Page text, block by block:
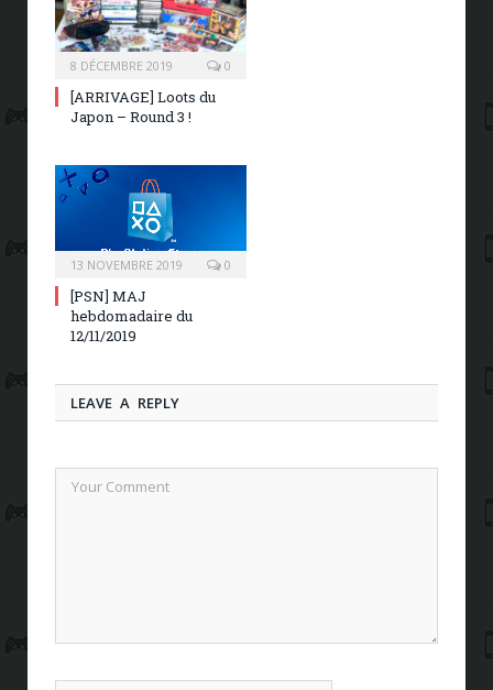
8 DÉCEMBRE 2019 0
[ARRIVAGE] Loots du
Japon – Round 3 !
13 NOVEMBRE 2019 0
[PSN] MAJ
hebdomadaire du
12/11/2019
LEAVE A REPLY